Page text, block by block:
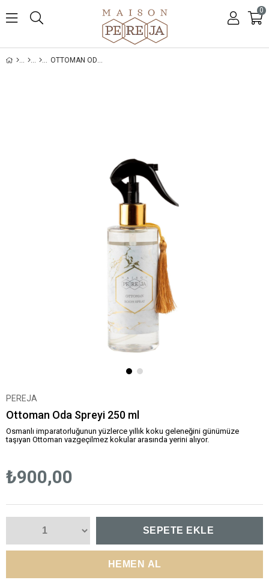
0
OTTOMAN ODA SPREYI 250 ML
PEREJA
Ottoman Oda Spreyi 250 ml
Osmanlı imparatorluğunun yüzlerce yıllık koku geleneğini günümüze
taşıyan Ottoman vazgeçilmez kokular arasında yerini alıyor.
₺900,00